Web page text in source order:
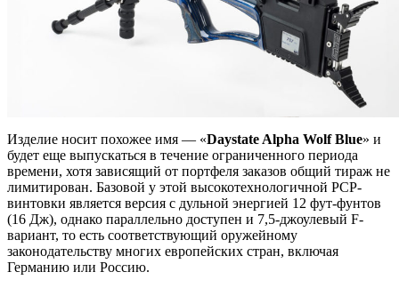
Изделие носит похожее имя — «Daystate Alpha Wolf Blue» и
будет еще выпускаться в течение ограниченного периода
времени, хотя зависящий от портфеля заказов общий тираж не
лимитирован. Базовой у этой высокотехнологичной PCP-
винтовки является версия с дульной энергией 12 фут-фунтов
(16 Дж), однако параллельно доступен и 7,5-джоулевый F-
вариант, то есть соответствующий оружейному
законодательству многих европейских стран, включая
Германию или Россию.